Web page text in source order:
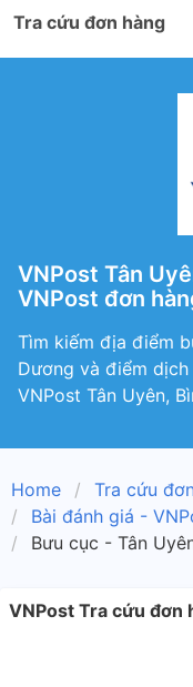
Tra cứu đơn hàng
VNPost Tân
VNPost đơn
Tìm kiếm địa điểm
Dương và điểm
VNPost Tân Uyên,
Home
Tra cứu
Bài đánh giá -
Bưu cục - Tân
VNPost Tra cứu đơn